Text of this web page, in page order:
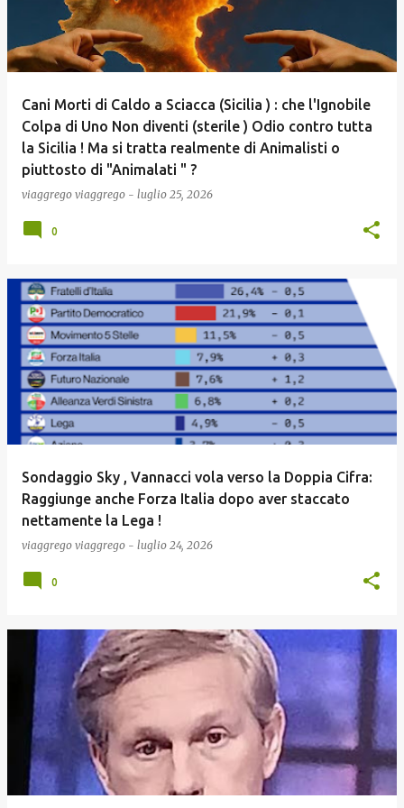
Cani Morti di Caldo a Sciacca (Sicilia ) : che l'Ignobile
Colpa di Uno Non diventi (sterile ) Odio contro tutta
la Sicilia ! Ma si tratta realmente di Animalisti o
piuttosto di "Animalati " ?
viaggrego viaggrego - luglio 25, 2026
0
Sondaggio Sky , Vannacci vola verso la Doppia Cifra:
Raggiunge anche Forza Italia dopo aver staccato
nettamente la Lega !
viaggrego viaggrego - luglio 24, 2026
0